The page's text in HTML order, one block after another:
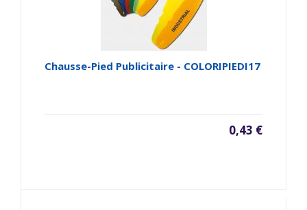
Chausse-Pied Publicitaire - COLORIPIEDI17
0,43 €